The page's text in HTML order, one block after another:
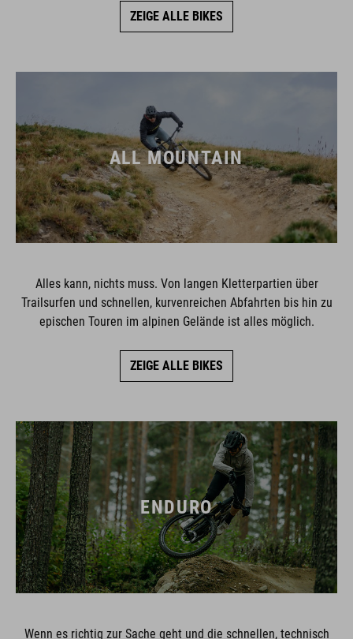
ZEIGE ALLE BIKES
ALL MOUNTAIN
Alles kann, nichts muss. Von langen Kletterpartien über
Trailsurfen und schnellen, kurvenreichen Abfahrten bis hin zu
epischen Touren im alpinen Gelände ist alles möglich.
ZEIGE ALLE BIKES
ENDURO
Wenn es richtig zur Sache geht und die schnellen, technisch